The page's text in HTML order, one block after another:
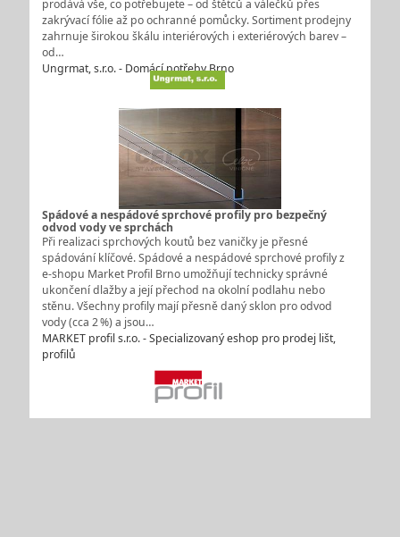
prodává vše, co potřebujete – od štětců a válečků přes
zakrývací fólie až po ochranné pomůcky. Sortiment prodejny
zahrnuje širokou škálu interiérových i exteriérových barev –
od…
Ungrmat, s.r.o. - Domácí potřeby Brno
Spádové a nespádové sprchové profily pro bezpečný
odvod vody ve sprchách
Při realizaci sprchových koutů bez vaničky je přesné
spádování klíčové. Spádové a nespádové sprchové profily z
e‑shopu Market Profil Brno umožňují technicky správné
ukončení dlažby a její přechod na okolní podlahu nebo
stěnu. Všechny profily mají přesně daný sklon pro odvod
vody (cca 2 %) a jsou…
MARKET profil s.r.o. - Specializovaný eshop pro prodej lišt,
profilů